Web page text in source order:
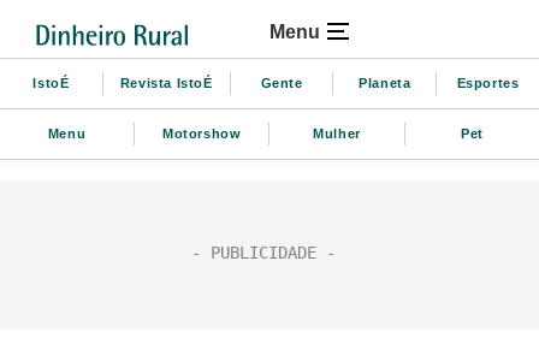
Menu
IstoÉ Revista IstoÉ Gente Planeta Esportes
Menu Motorshow Mulher Pet